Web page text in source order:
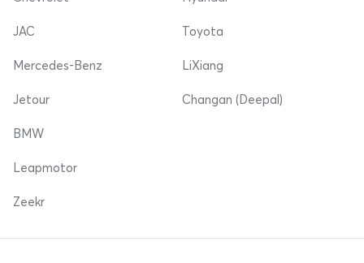
JAC
Mercedes-Benz
Jetour
Toyota
LiXiang
Changan (Deepal)
BMW
Leapmotor
Zeekr